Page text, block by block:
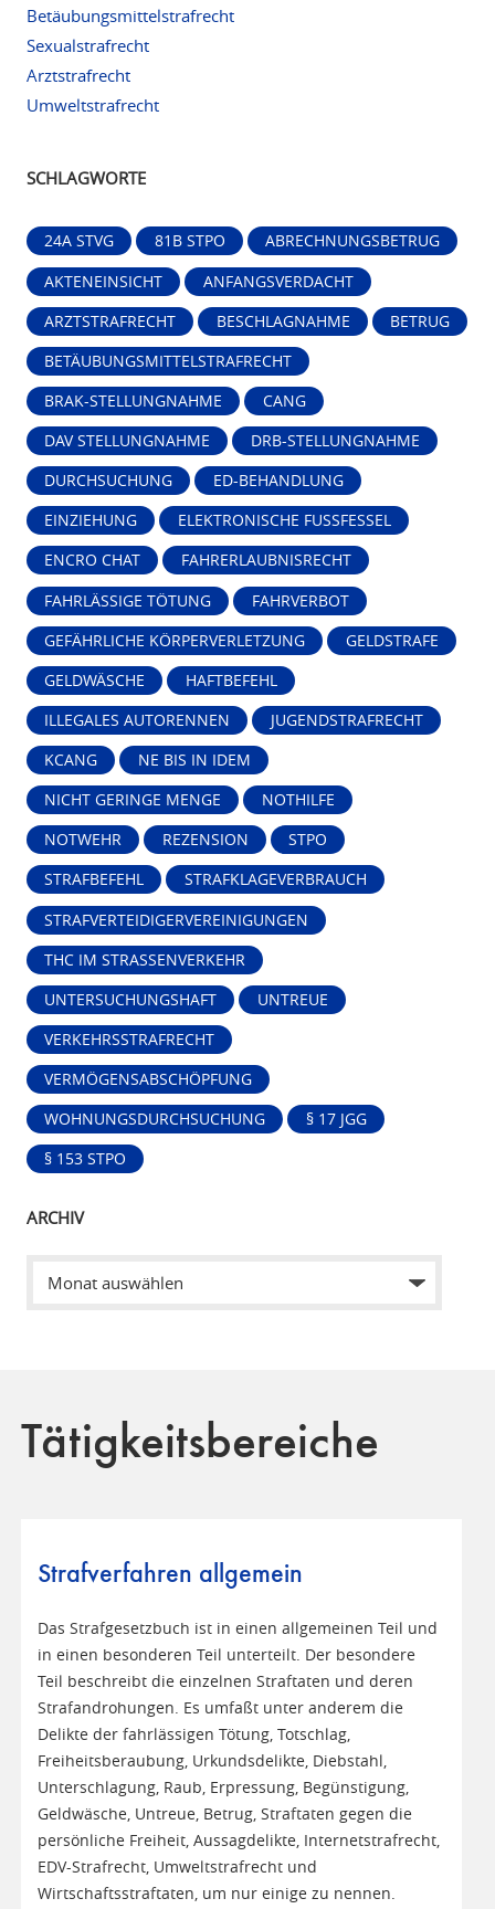
Betäubungsmittelstrafrecht
Sexualstrafrecht
Arztstrafrecht
Umweltstrafrecht
SCHLAGWORTE
24A STVG 81B STPO ABRECHNUNGSBETRUG
AKTENEINSICHT ANFANGSVERDACHT
ARZTSTRAFRECHT BESCHLAGNAHME BETRUG
BETÄUBUNGSMITTELSTRAFRECHT
BRAK-STELLUNGNAHME CANG
DAV STELLUNGNAHME DRB-STELLUNGNAHME
DURCHSUCHUNG ED-BEHANDLUNG
EINZIEHUNG ELEKTRONISCHE FUSSFESSEL
ENCRO CHAT FAHRERLAUBNISRECHT
FAHRLÄSSIGE TÖTUNG FAHRVERBOT
GEFÄHRLICHE KÖRPERVERLETZUNG GELDSTRAFE
GELDWÄSCHE HAFTBEFEHL
ILLEGALES AUTORENNEN JUGENDSTRAFRECHT
KCANG NE BIS IN IDEM
NICHT GERINGE MENGE NOTHILFE
NOTWEHR REZENSION STPO
STRAFBEFEHL STRAFKLAGEVERBRAUCH
STRAFVERTEIDIGERVEREINIGUNGEN
THC IM STRASSENVERKEHR
UNTERSUCHUNGSHAFT UNTREUE
VERKEHRSSTRAFRECHT
VERMÖGENSABSCHÖPFUNG
WOHNUNGSDURCHSUCHUNG § 17 JGG
§ 153 STPO
ARCHIV
Tätigkeitsbereiche
Strafverfahren allgemein
Das Strafgesetzbuch ist in einen allgemeinen Teil und
in einen besonderen Teil unterteilt. Der besondere
Teil beschreibt die einzelnen Straftaten und deren
Strafandrohungen. Es umfaßt unter anderem die
Delikte der fahrlässigen Tötung, Totschlag,
Freiheitsberaubung, Urkundsdelikte, Diebstahl,
Unterschlagung, Raub, Erpressung, Begünstigung,
Geldwäsche, Untreue, Betrug, Straftaten gegen die
persönliche Freiheit, Aussagdelikte, Internetstrafrecht,
EDV-Strafrecht, Umweltstrafrecht und
Wirtschaftsstraftaten, um nur einige zu nennen.